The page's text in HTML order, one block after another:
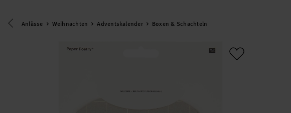
Eine Kategorie zurück navigieren
Anlässe Weihnachten Adventskalender Boxen & Schachteln